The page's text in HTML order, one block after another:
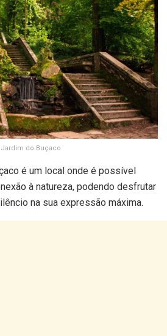
Jardim do Buçaco
é um local onde é possível
à natureza, podendo desfrutar
na sua expressão máxima.